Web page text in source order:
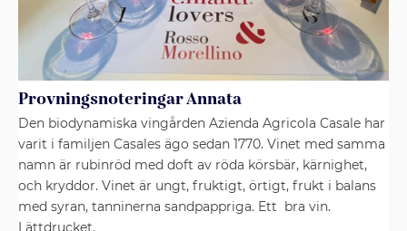
Provningsnoteringar Annata
Den biodynamiska vingården Azienda Agricola Casale har
varit i familjen Casales ägo sedan 1770. Vinet med samma
namn är rubinröd med doft av röda körsbär, kärnighet,
och kryddor. Vinet är ungt, fruktigt, örtigt, frukt i balans
med syran, tanninerna sandpappriga. Ett bra vin.
Lättdrucket.